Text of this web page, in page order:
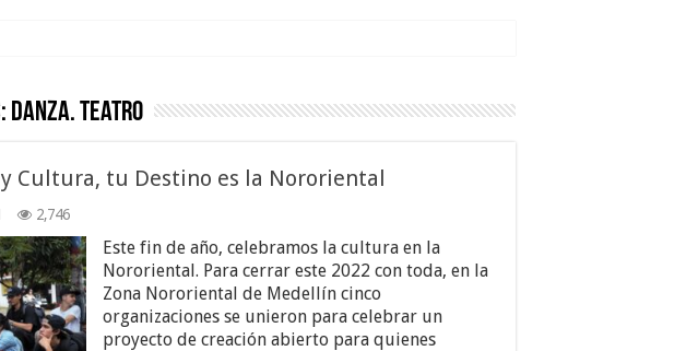
Danza. Teatro
Cultura, tu Destino es la Nororiental
2,746
Este fin de año, celebramos la cultura en la
Nororiental. Para cerrar este 2022 con toda, en la
Zona Nororiental de Medellín cinco
organizaciones se unieron para celebrar un
proyecto de creación abierto para quienes